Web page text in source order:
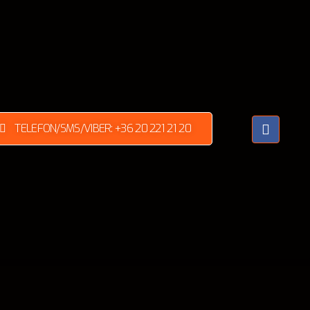
TELEFON/SMS/VIBER: +36 20 221 21 20